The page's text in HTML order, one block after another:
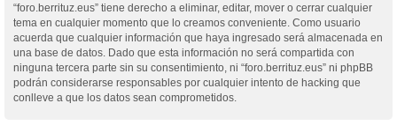
“foro.berrituz.eus” tiene derecho a eliminar, editar, mover o cerrar cualquier
tema en cualquier momento que lo creamos conveniente. Como usuario
acuerda que cualquier información que haya ingresado será almacenada en
una base de datos. Dado que esta información no será compartida con
ninguna tercera parte sin su consentimiento, ni “foro.berrituz.eus” ni phpBB
podrán considerarse responsables por cualquier intento de hacking que
conlleve a que los datos sean comprometidos.